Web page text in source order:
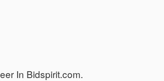
In Bidspirit.com.